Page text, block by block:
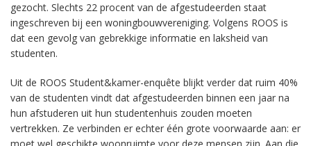
gezocht. Slechts 22 procent van de afgestudeerden staat
ingeschreven bij een woningbouwvereniging. Volgens ROOS is
dat een gevolg van gebrekkige informatie en laksheid van
studenten.
Uit de ROOS Student&kamer-enquête blijkt verder dat ruim 40%
van de studenten vindt dat afgestudeerden binnen een jaar na
hun afstuderen uit hun studentenhuis zouden moeten
vertrekken. Ze verbinden er echter één grote voorwaarde aan: er